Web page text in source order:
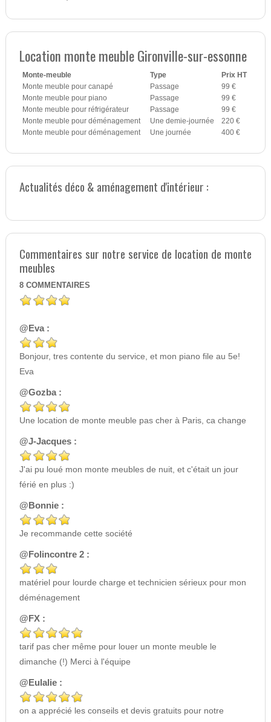
Location monte meuble Gironville-sur-essonne
Monte-meuble Type
Prix HT
Monte meuble pour canapé
Passage
99 €
Monte meuble pour piano
Passage
99 €
Monte meuble pour réfrigérateur
Passage
99 €
Monte meuble pour déménagement
Une demie-journée
220 €
Monte meuble pour déménagement
Une journée 400 €
Actualités déco & aménagement d'intérieur :
Commentaires sur notre service de location de monte
meubles
8 COMMENTAIRES
@Eva :
Bonjour, tres contente du service, et mon piano file au 5e!
Eva
@Gozba :
Une location de monte meuble pas cher à Paris, ca change
@J-Jacques :
J'ai pu loué mon monte meubles de nuit, et c'était un jour
férié en plus :)
@Bonnie :
Je recommande cette société
@Folincontre 2 :
matériel pour lourde charge et technicien sérieux pour mon
déménagement
@FX :
tarif pas cher même pour louer un monte meuble le
dimanche (!) Merci à l'équipe
@Eulalie :
on a apprécié les conseils et devis gratuits pour notre